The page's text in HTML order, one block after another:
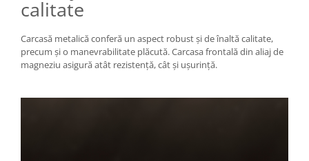
Binocluri, Lupe si Telescoape
Binocluri
Lunete
calitate
Carcasă metalică conferă un aspect robust și de înaltă calitate,
precum și o manevrabilitate plăcută. Carcasa frontală din aliaj de
magneziu asigură atât rezistență, cât și ușurință.